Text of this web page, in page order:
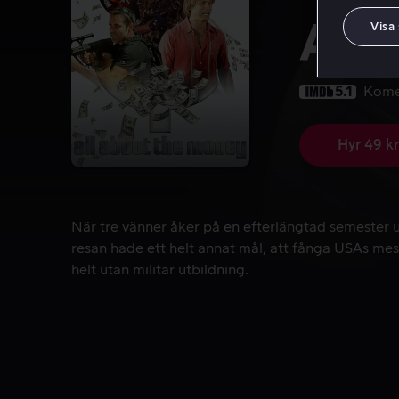
All
5.1
Hyr 49 kr
När tre vänner åker på en efterlängtad
När tre vänner åker på en efterlängtad semester
resan hade ett helt annat mål, att fånga USAs
helt utan militär utbildning.
Visa